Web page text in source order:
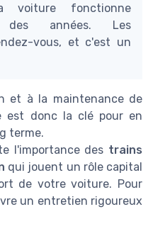
voiture fonctionne
des années. Les
vous, et c'est un
et à la maintenance de
est donc la clé pour en
terme.
l'importance des trains
qui jouent un rôle capital
de votre voiture. Pour
un entretien rigoureux